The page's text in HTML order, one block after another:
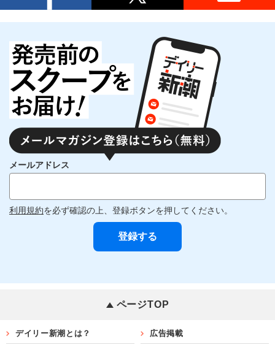
メールアドレス
利用規約を必ず確認の上、登録ボタンを押してください。
ページTOP
デイリー新潮とは？ 広告掲載